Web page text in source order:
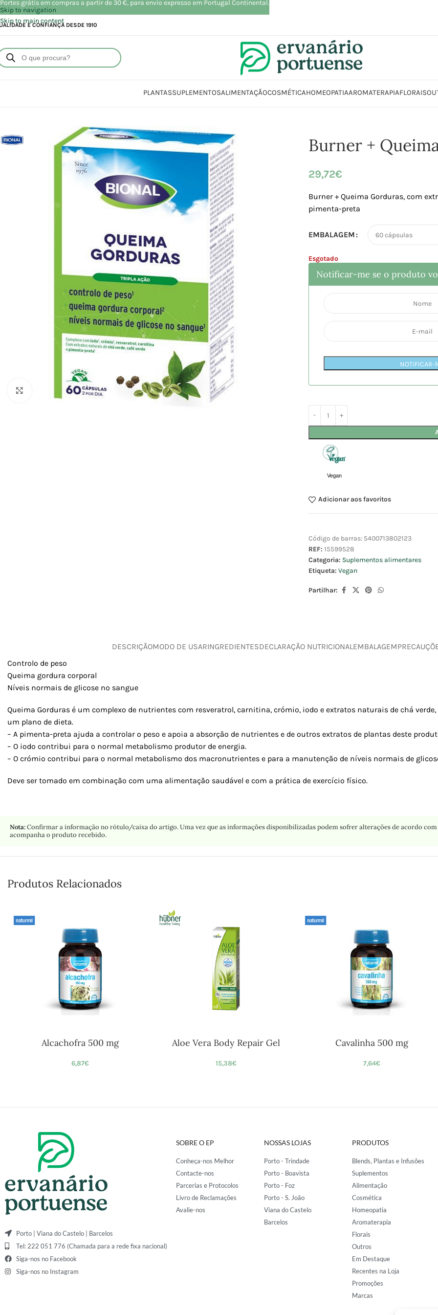
Skip to navigation
Skip to main content
E CONFIANÇA DESDE 1910
PLANTASSUPLEMENTOSALIMENTAÇÃOCOSMÉTICAHOMEOPATIAAROMATERAPIAFLORAIS
Click to enlarge
Burner +
29,72€
Burner + Queima Gorduras, com
pimenta-preta
EMBALAGEM
Esgotado
Notificar-me se o produto
NOTIFICAR-
Vegan
Adicionar aos favoritos
Código de barras: 5400713802123
REF: 15599528
Categoria: Suplementos alimentares
Etiqueta: Vegan
Partilhar:
DESCRIÇÃOMODO DE USARINGREDIENTESDECLARAÇÃO NUTRICIONALEMBALAGEM
Controlo de peso
Queima gordura corporal
Níveis normais de glicose no sangue
Queima Gorduras é um complexo de nutrientes com resveratrol, carnitina, crómio, iodo e extratos naturais de chá
um plano de dieta.
– A pimenta-preta ajuda a controlar o peso e apoia a absorção de nutrientes e de outros extratos de plantas deste
– O iodo contribui para o normal metabolismo produtor de energia.
– O crómio contribui para o normal metabolismo dos macronutrientes e para a manutenção de níveis normais de
Deve ser tomado em combinação com uma alimentação saudável e com a prática de exercício físico.
Nota:Confirmar a informação no rótulo/caixa do artigo. Uma vez que as informações disponibilizadas podem sofrer alterações de acordo
acompanha o produto recebido.
Produtos Relacionados
Alcachofra 500 mg
6,87€
Aloe Vera Body Repair Gel
15,38€
Cavalinha 500 mg
7,64€
Porto | Viana do Castelo | Barcelos
Tel: 222 051 776 (Chamada para a rede fixa nacional)
Siga-nos no Facebook
Siga-nos no Instagram
SOBRE O EP
Conheça-nos Melhor
Contacte-nos
Parcerias e Protocolos
Livro de Reclamações
Avalie-nos
NOSSAS LOJAS
Porto - Trindade
Porto - Boavista
Porto - Foz
Porto - S. João
Viana do Castelo
Barcelos
PRODUTOS
Blends, Plantas e Infusões
Suplementos
Alimentação
Cosmética
Homeopatia
Aromaterapia
Florais
Outros
Em Destaque
Recentes na Loja
Promoções
Marcas
Portes grátis em compras a partir de 30 €, para envio expresso em Portugal Continental.